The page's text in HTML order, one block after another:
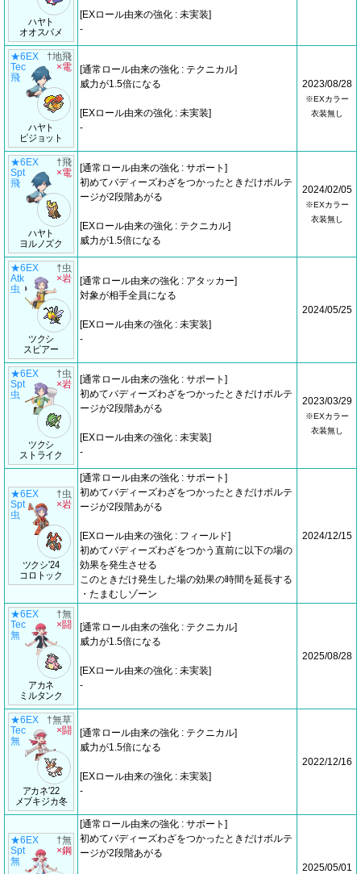
ハヤト
オオスバメ
[EXロール由来の強化 : 未実装]
-
★6EX
Tec
飛
ハヤト
ピジョット
†地飛
×電
[通常ロール由来の強化 : テクニカル]
威力が1.5倍になる
[EXロール由来の強化 : 未実装]
-
2023/08/28
※EXカラー
衣装無し
★6EX
Spt
飛
ハヤト
ヨルノズク
†飛
×電
[通常ロール由来の強化 : サポート]
初めてバディーズわざをつかったときだけボルテ
ージが2段階あがる
[EXロール由来の強化 : テクニカル]
威力が1.5倍になる
2024/02/05
※EXカラー
衣装無し
★6EX
Atk
虫
ツクシ
スピアー
†虫
×岩
[通常ロール由来の強化 : アタッカー]
対象が相手全員になる
[EXロール由来の強化 : 未実装]
-
2024/05/25
★6EX
Spt
虫
ツクシ
ストライク
†虫
×岩
[通常ロール由来の強化 : サポート]
初めてバディーズわざをつかったときだけボルテ
ージが2段階あがる
[EXロール由来の強化 : 未実装]
-
2023/03/29
※EXカラー
衣装無し
★6EX
Spt
虫
ツクシ'24
コロトック
†虫
×岩
[通常ロール由来の強化 : サポート]
初めてバディーズわざをつかったときだけボルテ
ージが2段階あがる
[EXロール由来の強化 : フィールド]
初めてバディーズわざをつかう直前に以下の場の
効果を発生させる
このときだけ発生した場の効果の時間を延長する
・たまむしゾーン
2024/12/15
★6EX
Tec
無
アカネ
ミルタンク
†無
×闘
[通常ロール由来の強化 : テクニカル]
威力が1.5倍になる
[EXロール由来の強化 : 未実装]
-
2025/08/28
★6EX
Tec
無
アカネ'22
メブキジカ冬
†無草
×闘
[通常ロール由来の強化 : テクニカル]
威力が1.5倍になる
[EXロール由来の強化 : 未実装]
-
2022/12/16
★6EX
Spt
無
†無
×鋼
[通常ロール由来の強化 : サポート]
初めてバディーズわざをつかったときだけボルテ
ージが2段階あがる
2025/05/01